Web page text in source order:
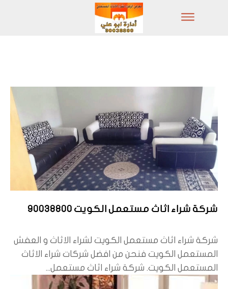
شركة شراء اثاث مستعمل الكويت 90038800
شركة شراء اثاث مستعمل الكويت لشراء الاثاث و العفش
المستعمل الكويت فنحن من افضل شركات شراء الاثاث
المستعمل الكويت. شركة شراء اثاث مستعمل...